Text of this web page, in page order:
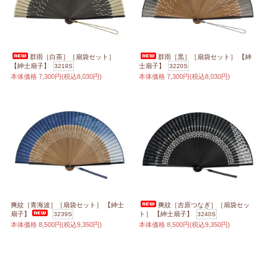
群雨［白茶］［扇袋セット］
【紳士扇子】
3219S
本体価格 7,300円(税込8,030円)
群雨［黒］［扇袋セット］ 【紳
士扇子】
3220S
本体価格 7,300円(税込8,030円)
爽紋［青海波］［扇袋セット］ 【紳士
扇子】
3239S
本体価格 8,500円(税込9,350円)
爽紋［吉原つなぎ］［扇袋セッ
ト］ 【紳士扇子】
3240S
本体価格 8,500円(税込9,350円)